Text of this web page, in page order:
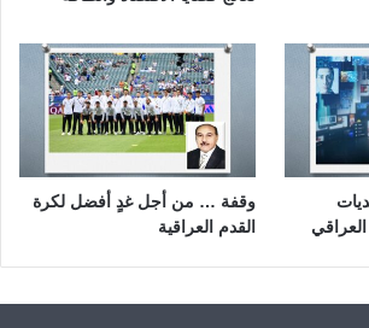
وقفة … من أجل غدٍ أفضل لكرة
القدم العراقية